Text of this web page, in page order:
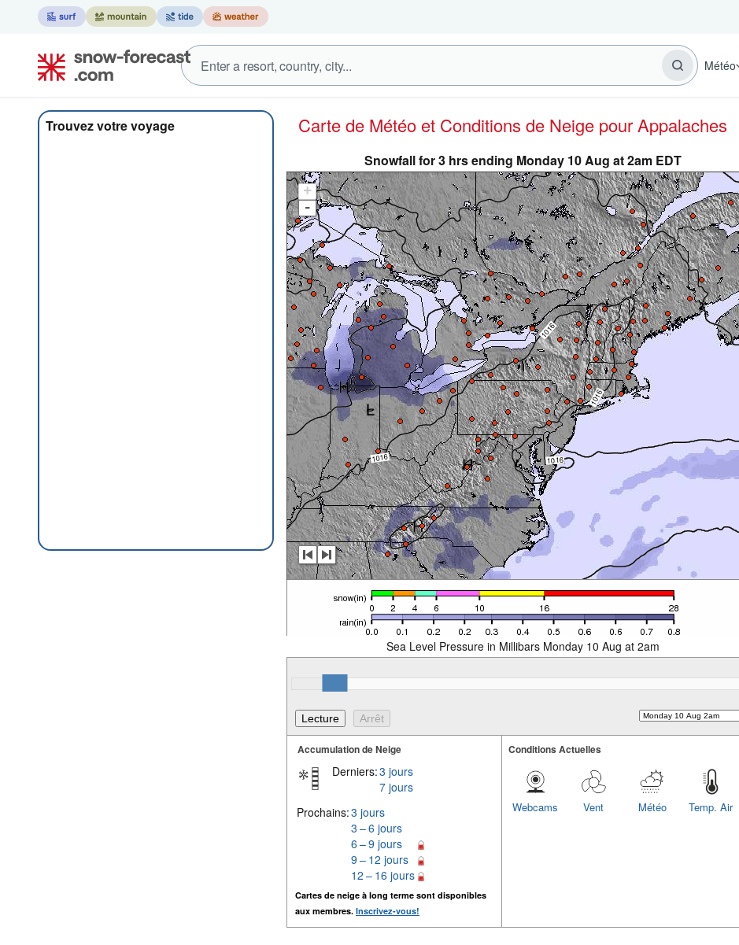
Météo
Trouvez votre voyage Carte de Météo et Conditions de Neige pour Appalaches
Snowfall for 3 hrs ending Monday 10 Aug at 2am EDT
+
-
Sea Level Pressure in Millibars Monday 10 Aug at 2am
Accumulation de Neige
Derniers:3 jours
7 jours
Prochains:3 jours
3 – 6 jours
6 – 9 jours
9 – 12 jours
12 – 16 jours
Cartes de neige à long terme sont disponibles
aux membres. Inscrivez-vous!
Conditions Actuelles
Temp. Air
Météo
Vent
Webcams